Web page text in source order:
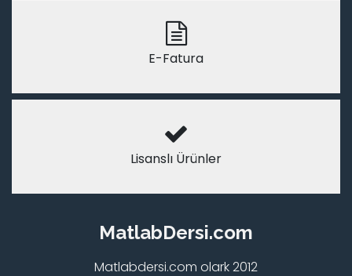
E-Fatura
Lisanslı Ürünler
MatlabDersi.com
Matlabdersi.com olark 2012